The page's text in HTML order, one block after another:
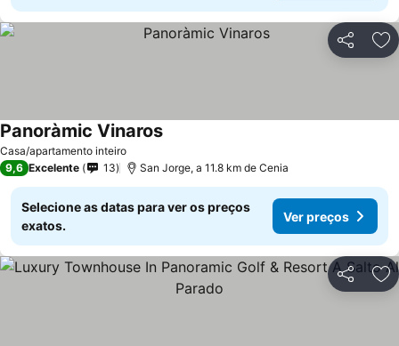
Partilhar
Casa/apartamento inteiro
Panoràmic Vinaros
9,6 Excelente 13 San Jorge, a 11.8 km de Cenia
Selecione as datas para ver os preços
exatos.
Ver preços
Partilhar